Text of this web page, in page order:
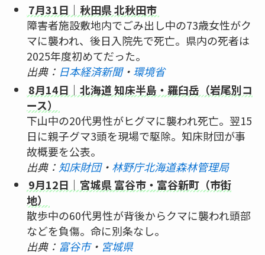
7月31日｜秋田県 北秋田市
障害者施設敷地内でごみ出し中の73歳女性がク
マに襲われ、後日入院先で死亡。県内の死者は
2025年度初めてだった。
出典： 日本経済新聞・ 環境省
8月14日｜北海道 知床半島・羅臼岳（岩尾別コ
ース）
下山中の20代男性がヒグマに襲われ死亡。翌15
日に親子グマ3頭を現場で駆除。知床財団が事
故概要を公表。
出典： 知床財団・ 林野庁北海道森林管理局
9月12日｜宮城県 富谷市・富谷新町（市街
地）
散歩中の60代男性が背後からクマに襲われ頭部
などを負傷。命に別条なし。
出典： 富谷市・ 宮城県